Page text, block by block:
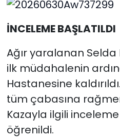
İNCELEME BAŞLATILDI
Ağır yaralanan
ilk müdahalenin
Hastanesine
tüm çabasına
Kazayla ilgili inceleme
öğrenildi.